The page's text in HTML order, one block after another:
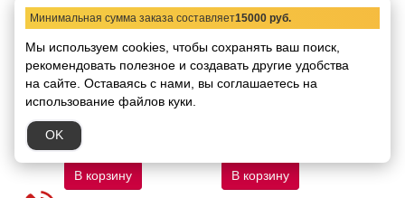
APE Ceramica Globe
Miel 44.7x44.7
Код товара:
1514.79 руб.
В корзину
Globe Set Base Miel
В корзину
Минимальная сумма заказа составляет15000 руб.
Мы используем cookies, чтобы сохранять ваш поиск,
рекомендовать полезное и создавать другие удобства
на сайте. Оставаясь с нами, вы соглашаетесь на
использование файлов куки.
OK